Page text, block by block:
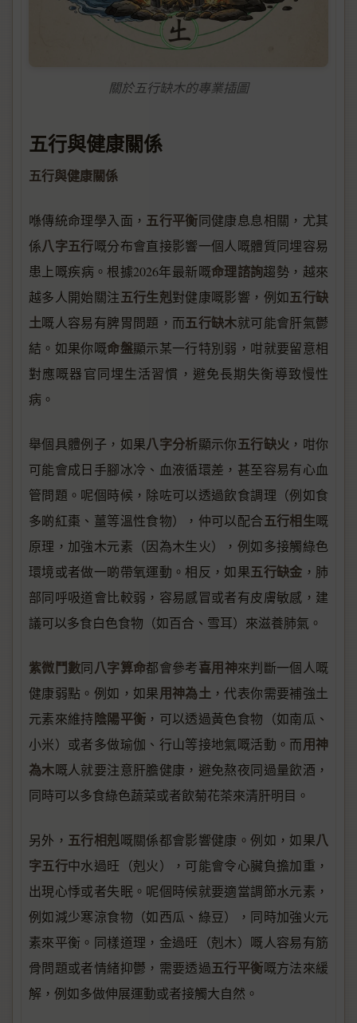
關於五行缺木的專業插圖
五行與健康關係
五行與健康關係
喺傳統命理學入面， 五行平衡同健康息息相關，尤其
係八字五行嘅分布會直接影響一個人嘅體質同埋容易
患上嘅疾病。根據2026年最新嘅命理諮詢趨勢，越來
越多人開始關注五行生剋對健康嘅影響，例如五行缺
土嘅人容易有脾胃問題，而五行缺木就可能會肝氣鬱
結。如果你嘅命盤顯示某一行特別弱，咁就要留意相
對應嘅器官同埋生活習慣，避免長期失衡導致慢性
病。
舉個具體例子，如果八字分析顯示你五行缺火 ，咁你
可能會成日手腳冰冷、血液循環差，甚至容易有心血
管問題。呢個時候，除咗可以透過飲食調理（例如食
多啲紅棗、薑等溫性食物），仲可以配合五行相生嘅
原理，加強木元素（因為木生火），例如多接觸綠色
環境或者做一啲帶氧運動。相反，如果五行缺金 ，肺
部同呼吸道會比較弱，容易感冒或者有皮膚敏感，建
議可以多食白色食物（如百合、雪耳）來滋養肺氣。
紫微鬥數同八字算命都會參考喜用神來判斷一個人嘅
健康弱點。例如，如果用神為土 ，代表你需要補強土
元素來維持陰陽平衡 ，可以透過黃色食物（如南瓜、
小米）或者多做瑜伽、行山等接地氣嘅活動。而用神
為木嘅人就要注意肝膽健康，避免熬夜同過量飲酒，
同時可以多食綠色蔬菜或者飲菊花茶來清肝明目。
另外， 五行相剋嘅關係都會影響健康。例如，如果八
字五行中水過旺（剋火），可能會令心臟負擔加重，
出現心悸或者失眠。呢個時候就要適當調節水元素，
例如減少寒涼食物（如西瓜、綠豆），同時加強火元
素來平衡。同樣道理，金過旺（剋木）嘅人容易有筋
骨問題或者情緒抑鬱，需要透過五行平衡嘅方法來緩
解，例如多做伸展運動或者接觸大自然。